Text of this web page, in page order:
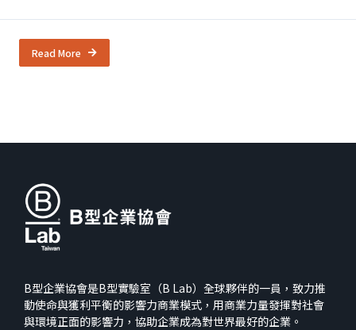
Read More
B型企業協會是B型實驗室（B Lab）全球夥伴的一員，致力推
動使命與獲利平衡的影響力商業模式，用商業力量發揮對社會
與環境正面的影響力，協助企業成為對世界最好的企業。